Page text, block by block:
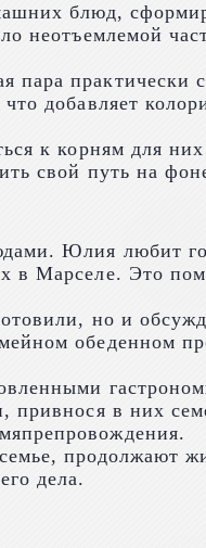
блюд,
неотъемлемой
практически
добавляет
к корням для
свой путь на
Юлия любит
в Марселе. Это
но и
обеденном
привнося в них
продолжают
дела.